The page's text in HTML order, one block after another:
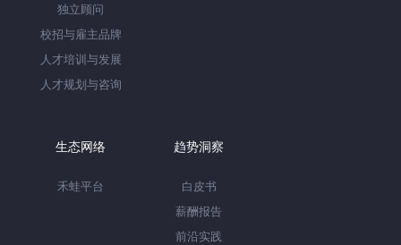
独立顾问
校招与雇主品牌
人才培训与发展
人才规划与咨询
生态网络
禾蛙平台
趋势洞察
白皮书
薪酬报告
前沿实践